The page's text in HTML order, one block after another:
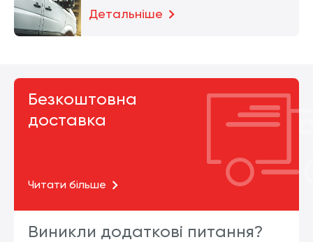
Детальніше
Безкоштовна
доставка
Читати більше
Виникли додаткові питання?